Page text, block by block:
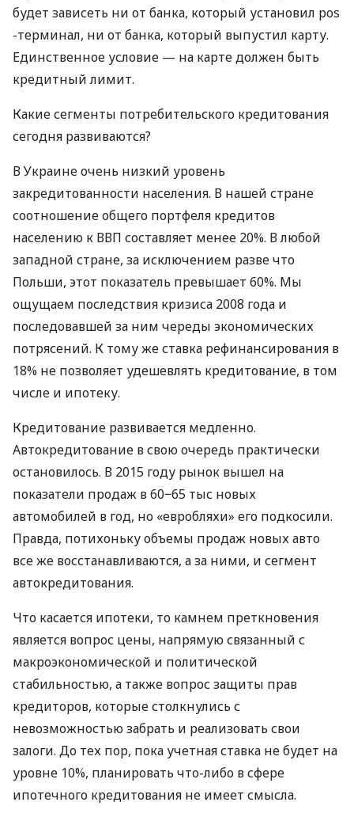
будет зависеть ни от банка, который установил pos
-терминал, ни от банка, который выпустил карту.
Единственное условие — на карте должен быть
кредитный лимит.
Какие сегменты потребительского кредитования
сегодня развиваются?
В Украине очень низкий уровень
закредитованности населения. В нашей стране
соотношение общего портфеля кредитов
населению к ВВП составляет менее 20%. В любой
западной стране, за исключением разве что
Польши, этот показатель превышает 60%. Мы
ощущаем последствия кризиса 2008 года и
последовавшей за ним череды экономических
потрясений. К тому же ставка рефинансирования в
18% не позволяет удешевлять кредитование, в том
числе и ипотеку.
Кредитование развивается медленно.
Автокредитование в свою очередь практически
остановилось. В 2015 году рынок вышел на
показатели продаж в 60−65 тыс новых
автомобилей в год, но «евробляхи» его подкосили.
Правда, потихоньку объемы продаж новых авто
все же восстанавливаются, а за ними, и сегмент
автокредитования.
Что касается ипотеки, то камнем преткновения
является вопрос цены, напрямую связанный с
макроэкономической и политической
стабильностью, а также вопрос защиты прав
кредиторов, которые столкнулись с
невозможностью забрать и реализовать свои
залоги. До тех пор, пока учетная ставка не будет на
уровне 10%, планировать что-либо в сфере
ипотечного кредитования не имеет смысла.